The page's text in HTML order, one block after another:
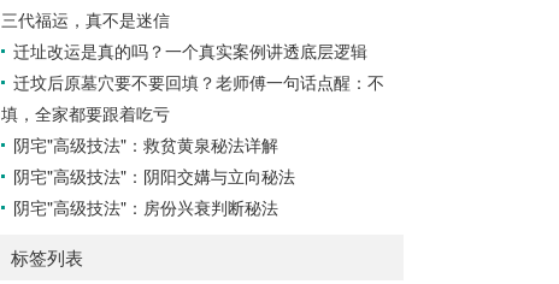
盘”的...
三代福运，真不是迷信
迁址改运是真的吗？一个真实案例讲透底层逻辑
迁坟后原墓穴要不要回填？老师傅一句话点醒：不
填，全家都要跟着吃亏
阴宅"高级技法"：救贫黄泉秘法详解
阴宅"高级技法"：阴阳交媾与立向秘法
阴宅"高级技法"：房份兴衰判断秘法
标签列表